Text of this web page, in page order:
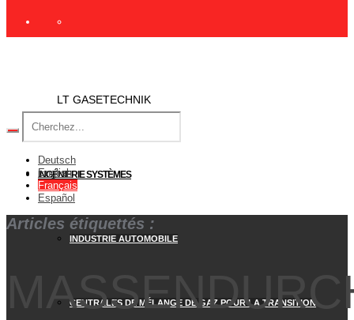
LT GASETECHNIK
INGÉNIERIE SYSTÈMES
INDUSTRIE AUTOMOBILE
CENTRALES DE MÉLANGE DE GAZ POUR LA TRANSITION
Deutsch
English
Français
Español
Articles étiquettés :